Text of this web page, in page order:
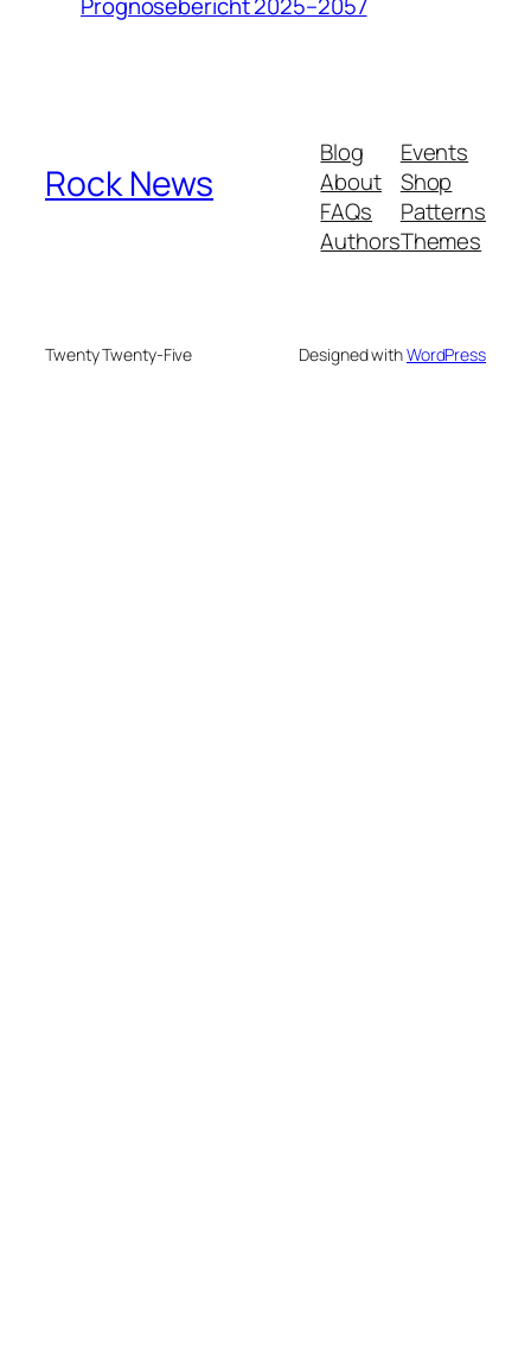
Rock News
Blog
About
FAQs
Authors
Events
Shop
Patterns
Themes
Twenty Twenty-Five Designed withWordPress